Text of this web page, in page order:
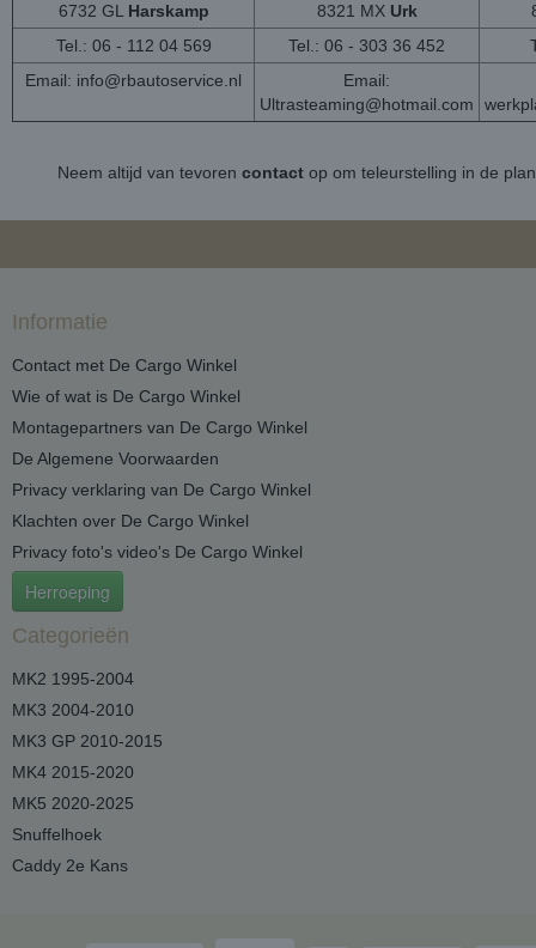
6732 GL Harskamp 8321 MX Urk
Tel.: 06 - 112 04 569
Tel.: 06 - 303 36 452
Email: info@rbautoservice.nl
Email:
Ultrasteaming@hotmail.com
Neem altijd van tevoren contactop om teleurstelling in de
Informatie
Contact met De Cargo Winkel
Wie of wat is De Cargo Winkel
Montagepartners van De Cargo Winkel
De Algemene Voorwaarden
Privacy verklaring van De Cargo Winkel
Klachten over De Cargo Winkel
Privacy foto's video's De Cargo Winkel
Herroeping
Categorieën
MK2 1995-2004
MK3 2004-2010
MK3 GP 2010-2015
MK4 2015-2020
MK5 2020-2025
Snuffelhoek
Caddy 2e Kans